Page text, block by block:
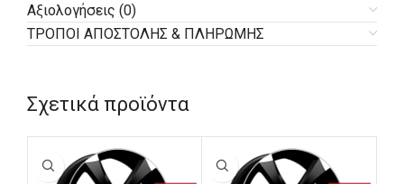
Αξιολογήσεις (0)
ΤΡΟΠΟΙ ΑΠΟΣΤΟΛΗΣ & ΠΛΗΡΩΜΗΣ
Σχετικά προϊόντα